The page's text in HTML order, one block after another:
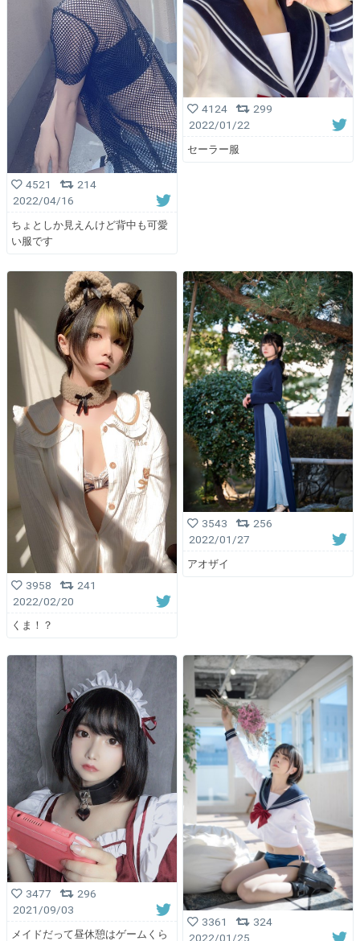
4521
214
2022/04/16
ちょとしか見えんけど背中も可愛
い服です
4124
299
2022/01/22
セーラー服
3958
241
2022/02/20
くま！？
3543
256
2022/01/27
アオザイ
3477
296
2021/09/03
メイドだって昼休憩はゲームくら
3361
324
2022/01/25